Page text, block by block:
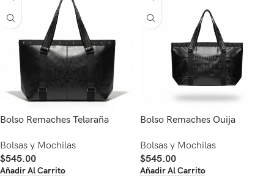
Bolso Remaches Telaraña
Bolsas y Mochilas
$545.00
Añadir Al Carrito
Bolso Remaches Ouija
Bolsas y Mochilas
$545.00
Añadir Al Carrito